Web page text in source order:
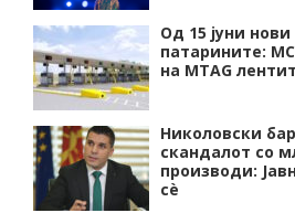
Од 15 јуни
патарините:
на MTAG
Николовски
скандалот со
производи:
сѐ